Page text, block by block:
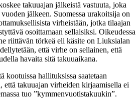
takuuajan jälkeistä vastuuta, joka
jälkeen. Suomessa urakoitsija on
virheistään, jotka tilaajan
osoittamaan sellaisiksi. Oikeudessa
riittävän törkeä eli käsite on Liuksialan
että virhe on sellainen, että
havaita sitä takuuaikana.
kootuissa hallituksissa saatetaan
että takuuajan virheiden kirjaamisella ei
tuo ”kymmenvuotistakuukin”.